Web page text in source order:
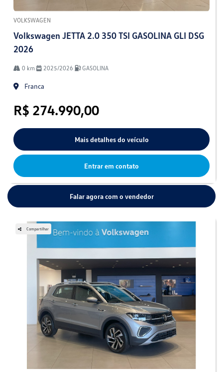
VOLKSWAGEN
Volkswagen JETTA 2.0 350 TSI GASOLINA GLI DSG
2026
0 km 2025/2026 GASOLINA
Franca
R$ 274.990,00
Mais detalhes do veículo
Entrar em contato
Falar agora com o vendedor
Compartilhar